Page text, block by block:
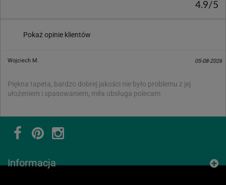
4.9/5
Pokaż opinie klientów
Wojciech M. 05-08-2026
Piękna tapeta, bardzo dobrej jakości nie było problemu z jej
ułożeniem i spasowaniem, miła obsługa polecam
Informacja